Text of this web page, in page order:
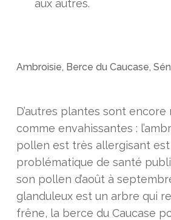
aux autres.
Ambroisie, Berce du Caucase,
D’autres plantes sont encore
comme envahissantes :
pollen est très allergisant est
problématique de santé
son pollen d’août à
glanduleux est un arbre qui
frêne, la berce du Caucase